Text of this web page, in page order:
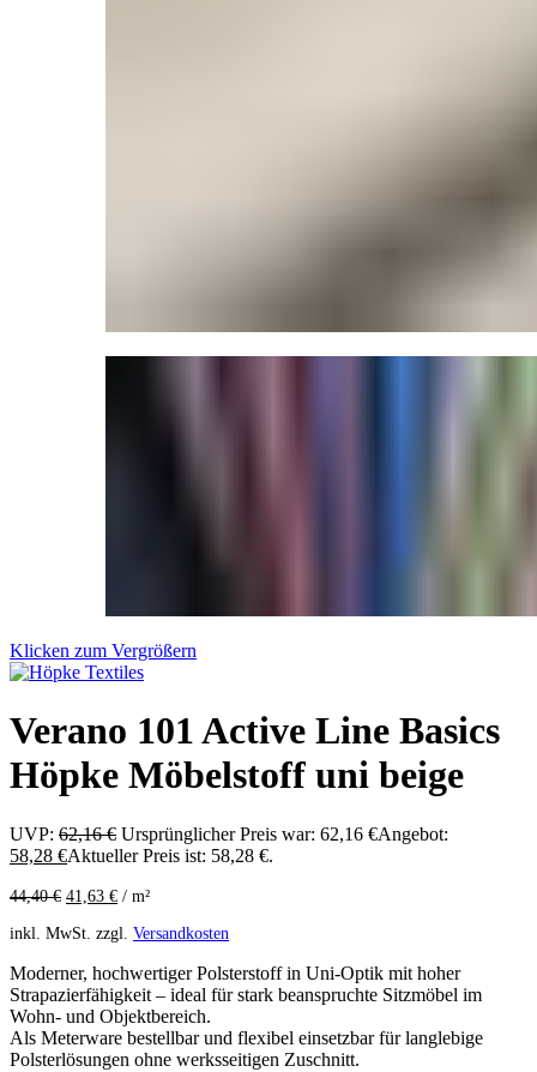
Klicken zum Vergrößern
Verano 101 Active Line Basics
Höpke Möbelstoff uni beige
UVP: 62,16€ Ursprünglicher Preis war: 62,16 €Angebot:
58,28 €Aktueller Preis ist: 58,28 €.
44,40€ 41,63 € / m²
inkl. MwSt. zzgl. Versandkosten
Moderner, hochwertiger Polsterstoff in Uni-Optik mit hoher
Strapazierfähigkeit – ideal für stark beanspruchte Sitzmöbel im
Wohn- und Objektbereich.
Als Meterware bestellbar und flexibel einsetzbar für langlebige
Polsterlösungen ohne werksseitigen Zuschnitt.